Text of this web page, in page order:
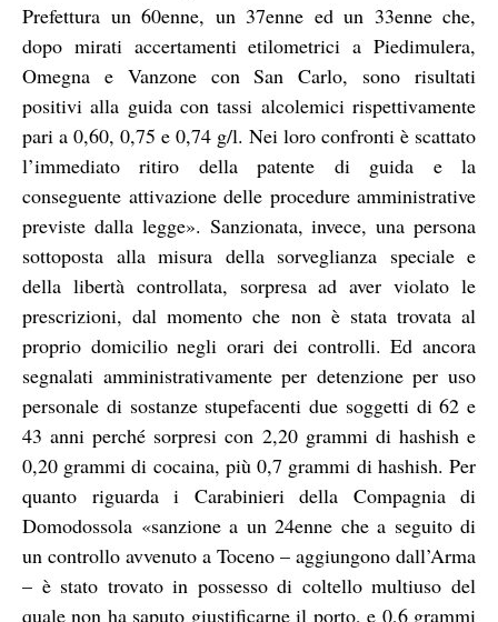
Prefettura un 60enne, un 37enne ed un 33enne che,
dopo mirati accertamenti etilometrici a Piedimulera,
Omegna e Vanzone con San Carlo, sono risultati
positivi alla guida con tassi alcolemici rispettivamente
pari a 0,60, 0,75 e 0,74 g/l. Nei loro confronti è scattato
l’immediato ritiro della patente di guida e la
conseguente attivazione delle procedure amministrative
previste dalla legge». Sanzionata, invece, una persona
sottoposta alla misura della sorveglianza speciale e
della libertà controllata, sorpresa ad aver violato le
prescrizioni, dal momento che non è stata trovata al
proprio domicilio negli orari dei controlli. Ed ancora
segnalati amministrativamente per detenzione per uso
personale di sostanze stupefacenti due soggetti di 62 e
43 anni perché sorpresi con 2,20 grammi di hashish e
0,20 grammi di cocaina, più 0,7 grammi di hashish. Per
quanto riguarda i Carabinieri della Compagnia di
Domodossola «sanzione a un 24enne che a seguito di
un controllo avvenuto a Toceno – aggiungono dall’Arma
– è stato trovato in possesso di coltello multiuso del
quale non ha saputo giustificarne il porto, e 0,6 grammi